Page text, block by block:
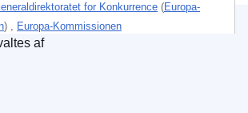
for Konkurrence (Europa-
) , Europa-Kommissionen
Unions Publikationskontor
af